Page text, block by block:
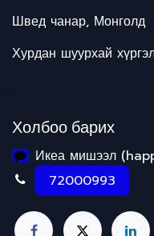
Швед чанар, Монголд
Хурдан шуурхай
Холбоо барих
Икеа мишээл
72000993